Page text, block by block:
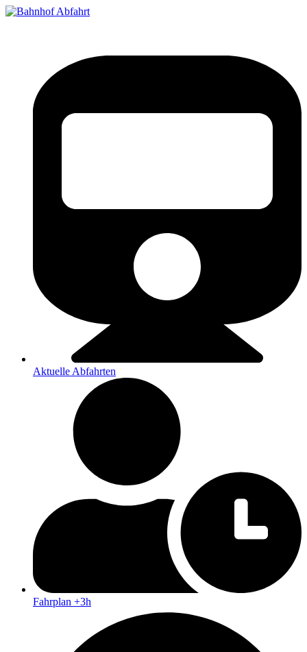
Aktuelle Abfahrten
Fahrplan +3h